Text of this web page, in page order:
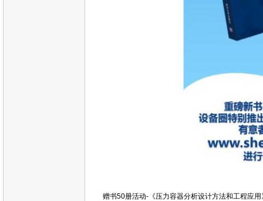
赠书50册活动-《压力容器分析设计方法和工程应用